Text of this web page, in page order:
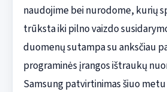
naudojime bei nurodome, kurių
trūksta iki pilno vaizdo
duomenų sutampa su anksčiau
programinės įrangos ištraukų
Samsung patvirtinimas šiuo metu